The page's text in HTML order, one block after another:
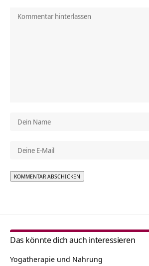
Das könnte dich auch interessieren
Yogatherapie und Nahrung